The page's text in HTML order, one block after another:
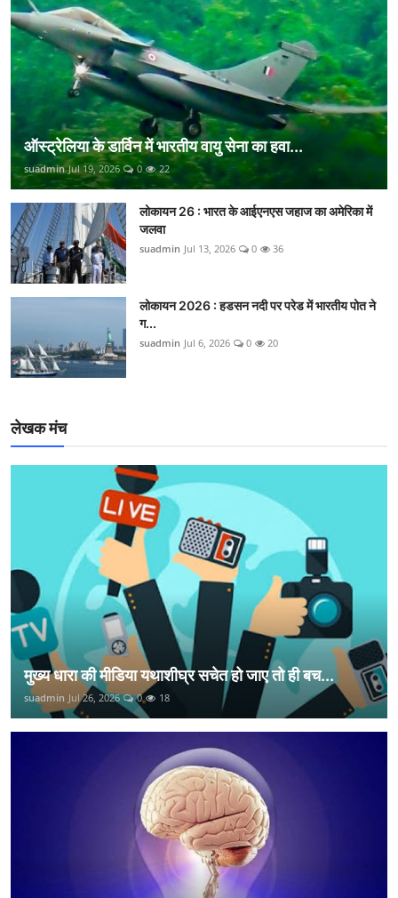
ऑस्ट्रेलिया के डार्विन में भारतीय वायु सेना का हवा...
suadmin Jul 19, 2026 0 22
लोकायन 26 : भारत के आईएनएस जहाज का अमेरिका में
जलवा
suadmin Jul 13, 2026 0 36
लोकायन 2026 : हडसन नदी पर परेड में भारतीय पोत ने
ग...
suadmin Jul 6, 2026 0 20
लेखक मंच
मुख्य धारा की मीडिया यथाशीघ्र सचेत हो जाए तो ही बच...
suadmin Jul 26, 2026 0 18